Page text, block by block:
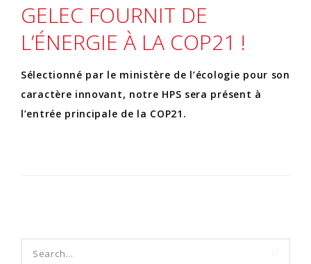
GELEC FOURNIT DE
L’ÉNERGIE À LA COP21 !
Sélectionné par le ministère de l’écologie pour son
caractère innovant, notre HPS sera présent à
l’entrée principale de la COP21.